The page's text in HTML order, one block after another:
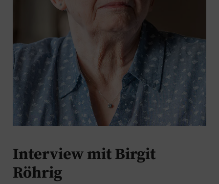
Interview mit Birgit
Röhrig